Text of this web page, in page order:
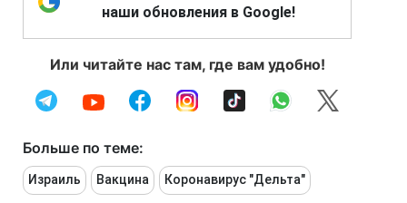
наши обновления в Google!
Или читайте нас там, где вам удобно!
Больше по теме:
Израиль Вакцина Коронавирус "Дельта"